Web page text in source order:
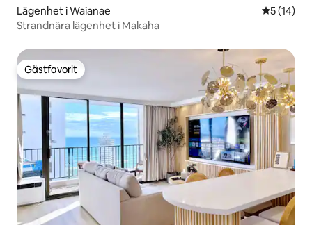
Lägenhet i Waianae 5 av 5 i
5 (14)
Strandnära lägenhet i Makaha
Gästfavorit
Gästfavorit